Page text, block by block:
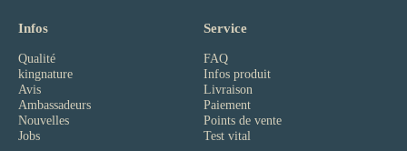
Infos
Qualité
kingnature
Avis
Ambassadeurs
Nouvelles
Jobs
Service
FAQ
Infos produit
Livraison
Paiement
Points de vente
Test vital